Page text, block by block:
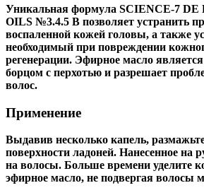
Уникальная формула SCIENCE-7
OILS №3.4.5 B позволяет устранить
воспаленной кожей головы, а также
необходимый при повреждении
регенерации. Эфирное масло
борцом с перхотью и разрешает
волос.
Применение
Выдавив несколько капель,
поверхности ладоней. Нанесенное на
на волосы. Больше времени уделите
эфирное масло, не подвергая волосы